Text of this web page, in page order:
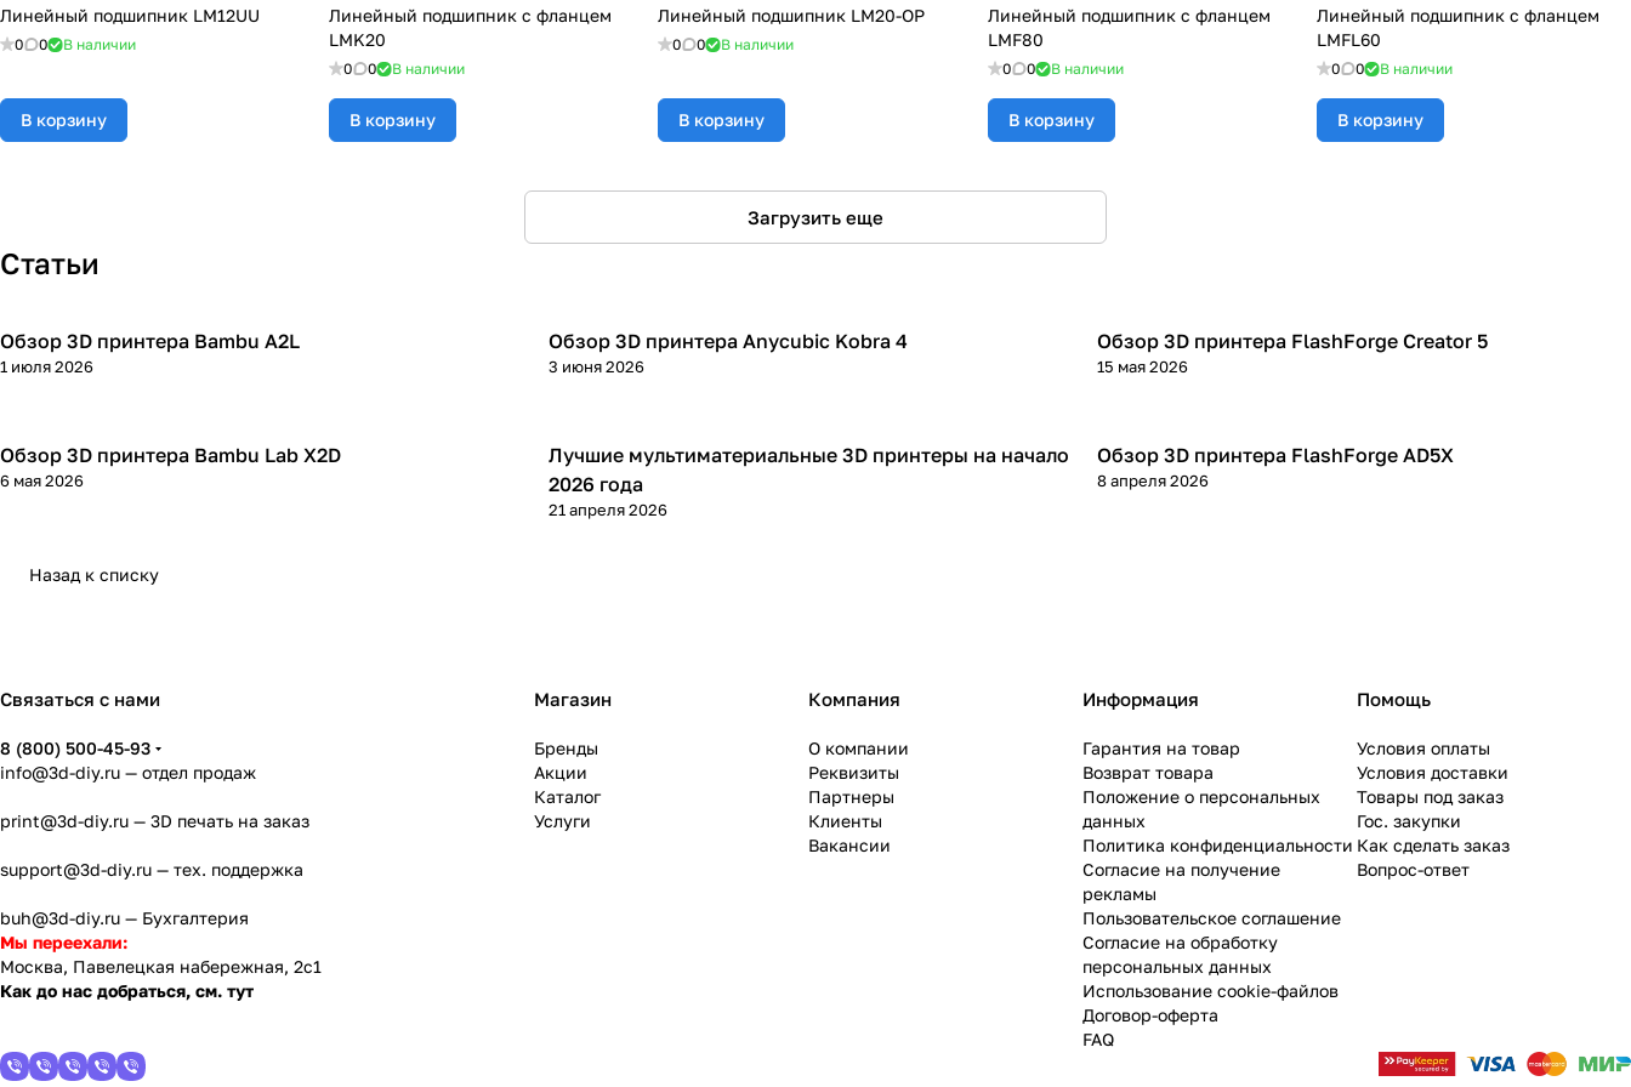
Линейный подшипник LM12UU
0 0 В наличии
В корзину
Линейный подшипник с фланцем
LMK20
0 0 В наличии
В корзину
Линейный подшипник LM20-OP
0 0 В наличии
В корзину
Линейный подшипник с фланцем
LMF80
0 0 В наличии
В корзину
Линейный подшипник с фланцем
LMFL60
0 0 В наличии
В корзину
Загрузить еще
Статьи
3D принтеры
Обзор 3D принтера Bambu A2L
1 июля 2026
3D принтеры
Обзор 3D принтера Anycubic Kobra 4
3 июня 2026
3D принтеры
Обзор 3D принтера FlashForge Creator 5
15 мая 2026
3D принтеры
Обзор 3D принтера Bambu Lab X2D
6 мая 2026
3D принтеры
Лучшие мультиматериальные 3D принтеры на начало
2026 года
21 апреля 2026
3D принтеры
Обзор 3D принтера FlashForge AD5X
8 апреля 2026
Назад к списку
Связаться с нами
8 (800) 500-45-93
info@3d-diy.ru — отдел продаж
print@3d-diy.ru — 3D печать на заказ
support@3d-diy.ru — тех. поддержка
buh@3d-diy.ru — Бухгалтерия
Мы переехали:
Москва, Павелецкая набережная, 2с1
Как до нас добраться, см. тут
Магазин
Бренды
Акции
Каталог
Услуги
Компания
О компании
Реквизиты
Партнеры
Клиенты
Вакансии
Информация
Гарантия на товар
Возврат товара
Положение о персональных
данных
Политика конфиденциальности
Согласие на получение
рекламы
Пользовательское соглашение
Согласие на обработку
персональных данных
Использование cookie-файлов
Договор-оферта
FAQ
Помощь
Условия оплаты
Условия доставки
Товары под заказ
Гос. закупки
Как сделать заказ
Вопрос-ответ